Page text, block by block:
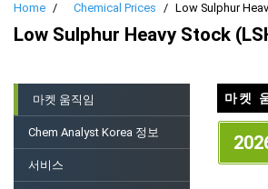
Home Chemical Prices Low Sulphur
Low Sulphur Heavy Stock
마켓 움직임
Chem Analyst Korea 정보
서비스
마켓